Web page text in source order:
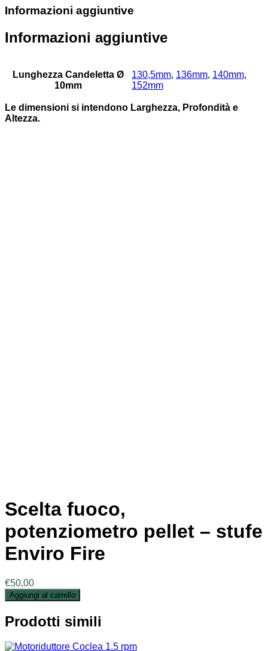
Informazioni aggiuntive
Informazioni aggiuntive
Lunghezza Candeletta Ø
10mm
130,5mm, 136mm, 140mm,
152mm
Le dimensioni si intendono Larghezza, Profondità e
Altezza.
Scelta fuoco,
potenziometro pellet – stufe
Enviro Fire
€50,00
Aggiungi al carrello
Prodotti simili